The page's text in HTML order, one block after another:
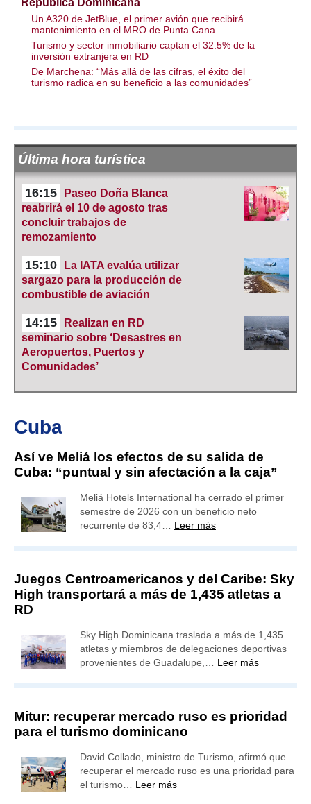
República Dominicana
Un A320 de JetBlue, el primer avión que recibirá
mantenimiento en el MRO de Punta Cana
Turismo y sector inmobiliario captan el 32.5% de la
inversión extranjera en RD
De Marchena: “Más allá de las cifras, el éxito del
turismo radica en su beneficio a las comunidades”
Última hora turística
16:15
Paseo Doña Blanca
reabrirá el 10 de agosto tras
concluir trabajos de
remozamiento
15:10
La IATA evalúa utilizar
sargazo para la producción de
combustible de aviación
14:15
Realizan en RD
seminario sobre ‘Desastres en
Aeropuertos, Puertos y
Comunidades’
Cuba
Así ve Meliá los efectos de su salida de
Cuba: “puntual y sin afectación a la caja”
Meliá Hotels International ha cerrado el primer
semestre de 2026 con un beneficio neto
recurrente de 83,4… Leer más
Juegos Centroamericanos y del Caribe: Sky
High transportará a más de 1,435 atletas a
RD
Sky High Dominicana traslada a más de 1,435
atletas y miembros de delegaciones deportivas
provenientes de Guadalupe,… Leer más
Mitur: recuperar mercado ruso es prioridad
para el turismo dominicano
David Collado, ministro de Turismo, afirmó que
recuperar el mercado ruso es una prioridad para
el turismo… Leer más